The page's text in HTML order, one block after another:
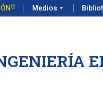
Medios arrow_drop_down